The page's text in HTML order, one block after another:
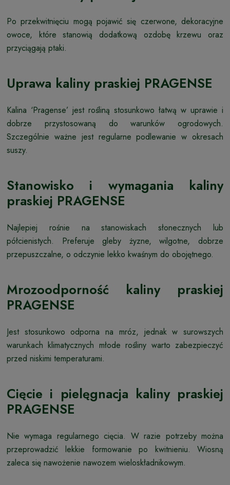
Po przekwitnięciu mogą pojawić się czerwone, dekoracyjne
owoce, które stanowią dodatkową ozdobę krzewu oraz
przyciągają ptaki.
Uprawa kaliny praskiej PRAGENSE
Kalina ‘Pragense’ jest rośliną stosunkowo łatwą w uprawie i
dobrze przystosowaną do warunków ogrodowych.
Szczególnie ważne jest regularne podlewanie w okresach
suszy.
Stanowisko i wymagania kaliny
praskiej PRAGENSE
Najlepiej rośnie na stanowiskach słonecznych lub
półcienistych. Preferuje gleby żyzne, wilgotne, dobrze
przepuszczalne, o odczynie lekko kwaśnym do obojętnego.
Mrozoodporność kaliny praskiej
PRAGENSE
Jest stosunkowo odporna na mróz, jednak w surowszych
warunkach klimatycznych młode rośliny warto zabezpieczyć
przed niskimi temperaturami.
Cięcie i pielęgnacja kaliny praskiej
PRAGENSE
Nie wymaga regularnego cięcia. W razie potrzeby można
przeprowadzić lekkie formowanie po kwitnieniu. Wiosną
zaleca się nawożenie nawozem wieloskładnikowym.